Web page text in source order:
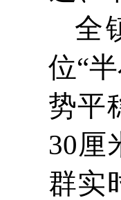
全
位“
势平
30厘
群实